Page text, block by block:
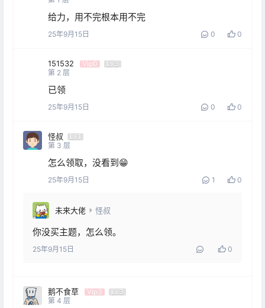
给力，用不完根本用不完
25年9月15日 0 0
151532 Vip0
Lv3
第 2 层
已领
25年9月15日 0 0
怪叔
Lv1
第 3 层
怎么领取，没看到😁
25年9月15日 1 0
未来大佬 怪叔
你没买主题，怎么领。
25年9月15日 0
鹅不食草 Vip3
Lv3
第 4 层